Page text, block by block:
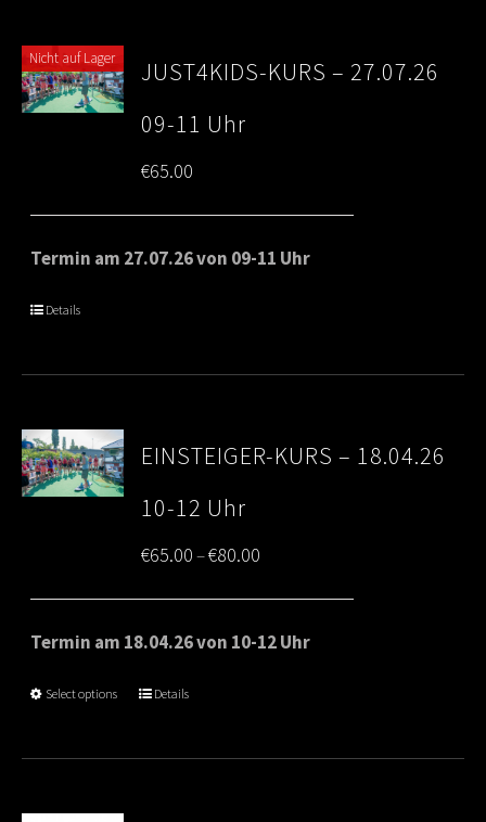
Nicht auf Lager
JUST4KIDS-KURS – 27.07.26
09-11 Uhr
€65.00
Termin am 27.07.26 von 09-11 Uhr
Details
EINSTEIGER-KURS – 18.04.26
10-12 Uhr
€65.00–€80.00
range:
€65.00
Termin am 18.04.26 von 10-12 Uhr
Select options Details